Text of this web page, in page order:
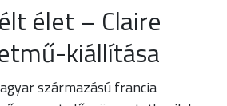
élet – Claire
kiállítása
származású francia